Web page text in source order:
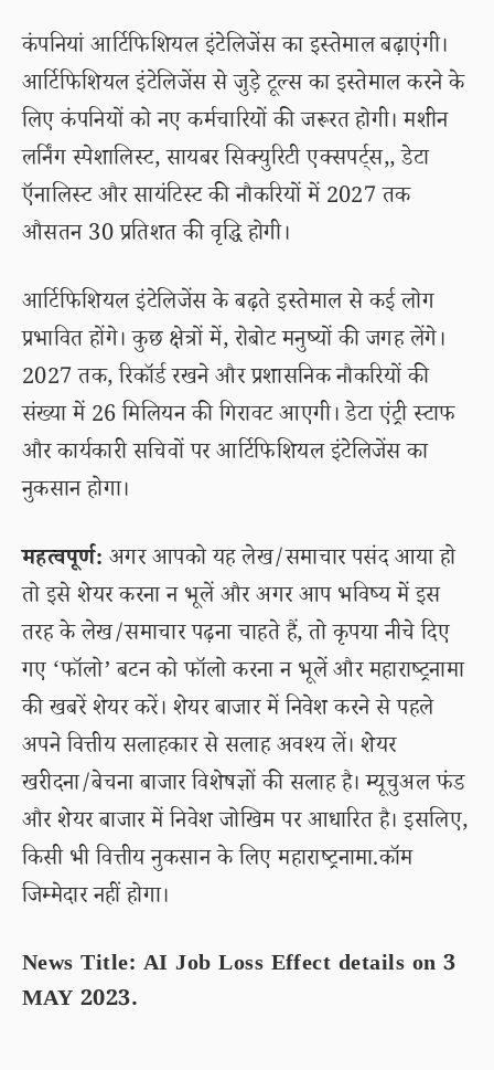
कंपनियां आर्टिफिशियल इंटेलिजेंस का इस्तेमाल बढ़ाएंगी।
आर्टिफिशियल इंटेलिजेंस से जुड़े टूल्स का इस्तेमाल करने के
लिए कंपनियों को नए कर्मचारियों की जरूरत होगी। मशीन
लर्निंग स्पेशालिस्ट, सायबर सिक्युरिटी एक्सपर्ट्स,, डेटा
ऍनालिस्ट और सायंटिस्ट की नौकरियों में 2027 तक
औसतन 30 प्रतिशत की वृद्धि होगी।
आर्टिफिशियल इंटेलिजेंस के बढ़ते इस्तेमाल से कई लोग
प्रभावित होंगे। कुछ क्षेत्रों में, रोबोट मनुष्यों की जगह लेंगे।
2027 तक, रिकॉर्ड रखने और प्रशासनिक नौकरियों की
संख्या में 26 मिलियन की गिरावट आएगी। डेटा एंट्री स्टाफ
और कार्यकारी सचिवों पर आर्टिफिशियल इंटेलिजेंस का
नुकसान होगा।
महत्वपूर्ण: अगर आपको यह लेख/समाचार पसंद आया हो
तो इसे शेयर करना न भूलें और अगर आप भविष्य में इस
तरह के लेख/समाचार पढ़ना चाहते हैं, तो कृपया नीचे दिए
गए ‘फॉलो’ बटन को फॉलो करना न भूलें और महाराष्ट्रनामा
की खबरें शेयर करें। शेयर बाजार में निवेश करने से पहले
अपने वित्तीय सलाहकार से सलाह अवश्य लें। शेयर
खरीदना/बेचना बाजार विशेषज्ञों की सलाह है। म्यूचुअल फंड
और शेयर बाजार में निवेश जोखिम पर आधारित है। इसलिए,
किसी भी वित्तीय नुकसान के लिए महाराष्ट्रनामा.कॉम
जिम्मेदार नहीं होगा।
News Title: AI Job Loss Effect details on 3
MAY 2023.